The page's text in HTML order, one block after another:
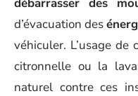
d’évacuation des
véhiculer. L’usage
citronnelle ou la
naturel contre ces